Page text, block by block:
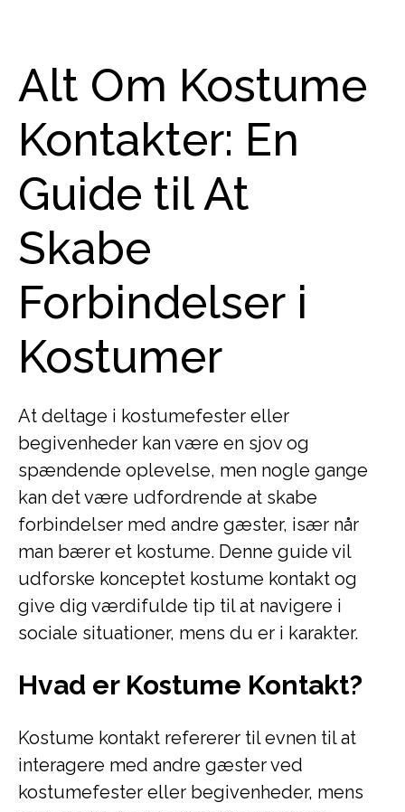
Alt Om Kostume
Kontakter: En
Guide til At
Skabe
Forbindelser i
Kostumer
At deltage i kostumefester eller
begivenheder kan være en sjov og
spændende oplevelse, men nogle gange
kan det være udfordrende at skabe
forbindelser med andre gæster, især når
man bærer et kostume. Denne guide vil
udforske konceptet kostume kontakt og
give dig værdifulde tip til at navigere i
sociale situationer, mens du er i karakter.
Hvad er Kostume Kontakt?
Kostume kontakt refererer til evnen til at
interagere med andre gæster ved
kostumefester eller begivenheder, mens